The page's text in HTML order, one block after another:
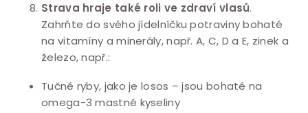
Strava hraje také roli ve zdraví vlasů.
Zahrňte do svého jídelníčku potraviny bohaté
na vitamíny a minerály, např. A, C, D a E, zinek a
železo, např.:
Tučné ryby, jako je losos – jsou bohaté na
omega-3 mastné kyseliny